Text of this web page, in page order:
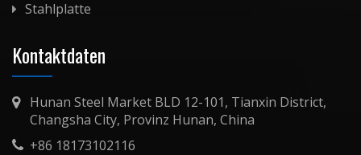
Stahlplatte
Kontaktdaten
Hunan Steel Market BLD 12-101, Tianxin District,
Changsha City, Provinz Hunan, China
+86 18173102116